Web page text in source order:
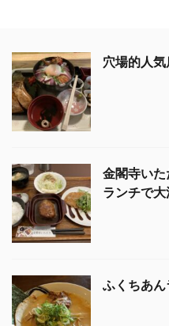
穴場的人
金閣寺い
ランチで
ふくちあ